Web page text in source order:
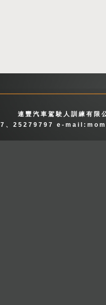
連豐汽車駕駛人訓練有
、25279797 e-mail: